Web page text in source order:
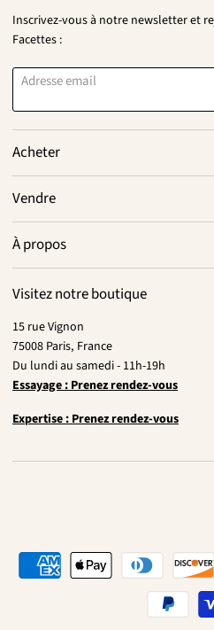
Inscrivez-vous à notre newsletter et
Facettes :
Adresse email
Acheter
Vendre
À propos
Visitez notre boutique
15 rue Vignon
75008 Paris, France
Du lundi au samedi - 11h-19h
Essayage : Prenez rendez-vous
Expertise : Prenez rendez-vous